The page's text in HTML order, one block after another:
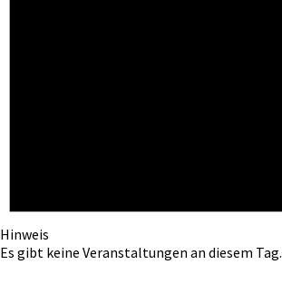
Hinweis
Es gibt keine Veranstaltungen an diesem Tag.